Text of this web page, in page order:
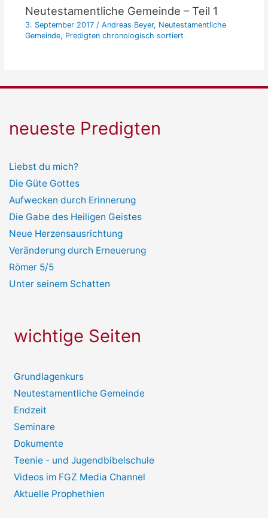
Neutestamentliche Gemeinde – Teil 1
3. September 2017 / Andreas Beyer, Neutestamentliche
Gemeinde, Predigten chronologisch sortiert
neueste Predigten
Liebst du mich?
Die Güte Gottes
Aufwecken durch Erinnerung
Die Gabe des Heiligen Geistes
Neue Herzensausrichtung
Veränderung durch Erneuerung
Römer 5/5
Unter seinem Schatten
wichtige Seiten
Grundlagenkurs
Neutestamentliche Gemeinde
Endzeit
Seminare
Dokumente
Teenie - und Jugendbibelschule
Videos im FGZ Media Channel
Aktuelle Prophethien